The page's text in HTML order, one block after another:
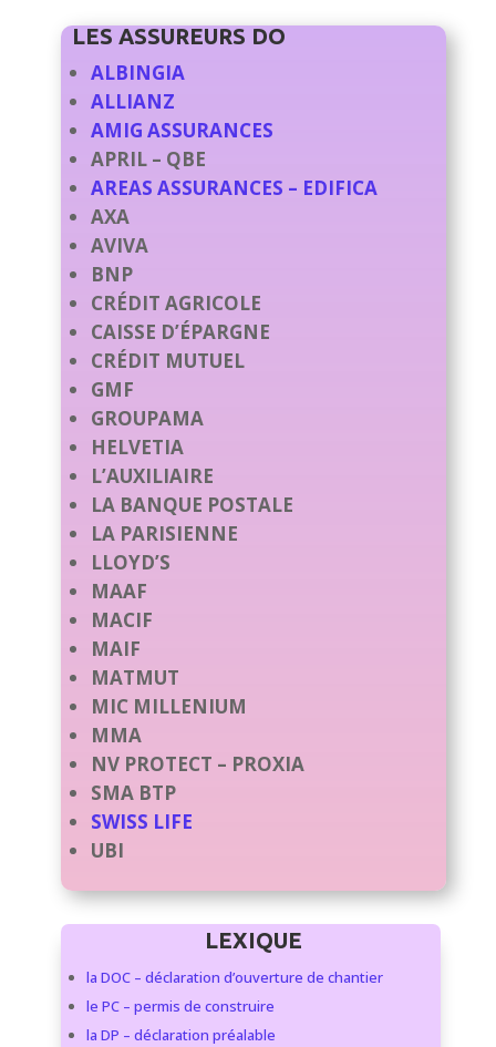
LES ASSUREURS DO
ALBINGIA
ALLIANZ
AMIG ASSURANCES
APRIL – QBE
AREAS ASSURANCES – EDIFICA
AXA
AVIVA
BNP
CRÉDIT AGRICOLE
CAISSE D’ÉPARGNE
CRÉDIT MUTUEL
GMF
GROUPAMA
HELVETIA
L’AUXILIAIRE
LA BANQUE POSTALE
LA PARISIENNE
LLOYD’S
MAAF
MACIF
MAIF
MATMUT
MIC MILLENIUM
MMA
NV PROTECT – PROXIA
SMA BTP
SWISS LIFE
UBI
LEXIQUE
la DOC – déclaration d’ouverture de chantier
le PC – permis de construire
la DP – déclaration préalable